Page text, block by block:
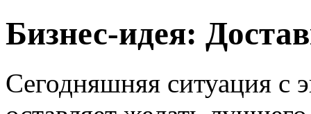
Бизнес-идея:
Сегодняшняя ситуация с